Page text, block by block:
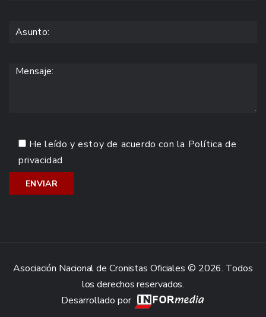
He leído y estoy de acuerdo con la Política de
privacidad
Asociación Nacional de Cronistas Oficiales © 2026. Todos
los derechos reservados.
Desarrollado por